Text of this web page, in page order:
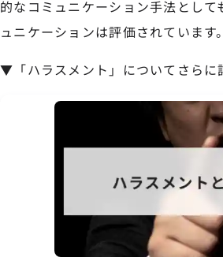
的なコミュニケーション手法として
ュニケーションは評価されています。
▼「ハラスメント」についてさらに